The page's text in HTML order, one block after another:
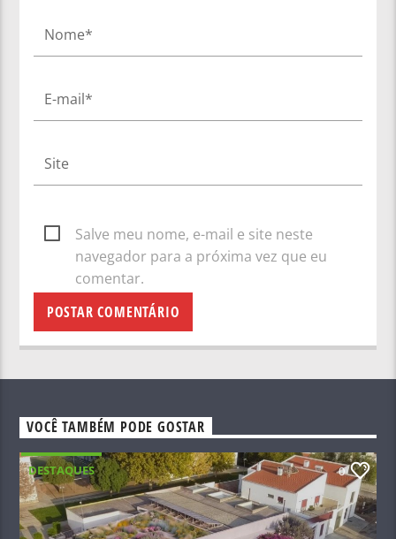
Salve meu nome, e-mail e site neste
navegador para a próxima vez que eu
comentar.
VOCÊ TAMBÉM PODE GOSTAR
DESTAQUES 0